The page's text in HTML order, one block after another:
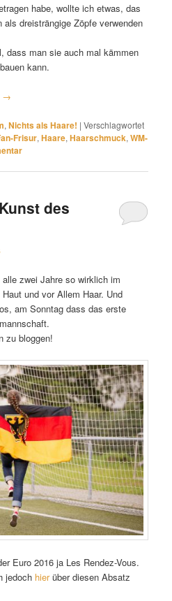
habe, wollte ich etwas, das
als dreisträngige Zöpfe verwenden
dass man sie auch mal kämmen
kann.
→
,Nichts als Haare! |Verschlagwortet
Frisur,Haare,Haarschmuck,WM-
des
zwei Jahre so wirklich im
und vor Allem Haar. Und
am Sonntag dass das erste
zu bloggen!
Euro 2016 ja Les Rendez-Vous.
jedoch hierüber diesen Absatz